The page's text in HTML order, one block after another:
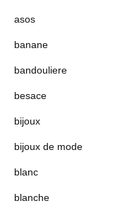
asos
banane
bandouliere
besace
bijoux
bijoux de mode
blanc
blanche